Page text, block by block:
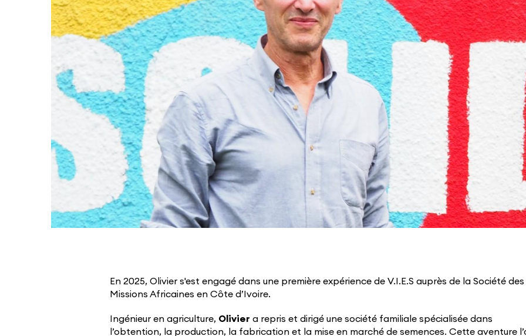
En 2025, Olivier s'est engagé dans une première expérience de V.I.E.S auprès de la Société des
Missions Africaines en Côte d’Ivoire.
Ingénieur en agriculture, Olivier a repris et dirigé une société familiale spécialisée dans
l’obtention, la production, la fabrication et la mise en marché de semences. Cette aventure